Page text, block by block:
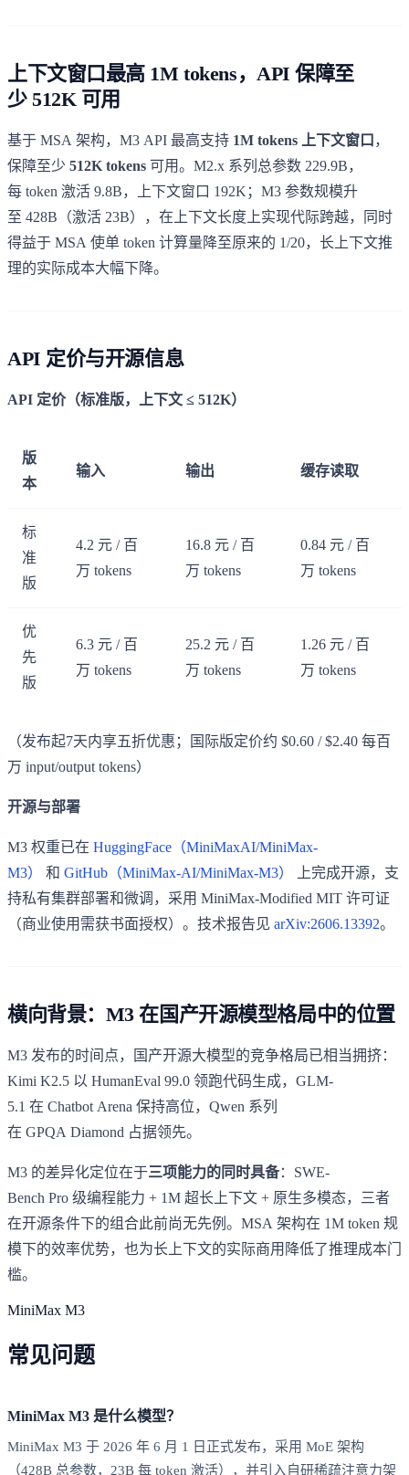
上下文窗口最高 1M tokens，API 保障至
少 512K 可用
基于 MSA 架构，M3 API 最高支持 1M tokens 上下文窗口 ，
保障至少 512K tokens 可用。M2.x 系列总参数 229.9B，
每 token 激活 9.8B，上下文窗口 192K；M3 参数规模升
至 428B（激活 23B），在上下文长度上实现代际跨越，同时
得益于 MSA 使单 token 计算量降至原来的 1/20，长上下文推
理的实际成本大幅下降。
API 定价与开源信息
API 定价（标准版，上下文 ≤ 512K）
版
本
输入 输出 缓存读取
标
准
版
4.2 元 / 百
万 tokens
16.8 元 / 百
万 tokens
0.84 元 / 百
万 tokens
优
先
版
6.3 元 / 百
万 tokens
25.2 元 / 百
万 tokens
1.26 元 / 百
万 tokens
（发布起7天内享五折优惠；国际版定价约 $0.60 / $2.40 每百
万 input/output tokens）
开源与部署
M3 权重已在 HuggingFace（MiniMaxAI/MiniMax-
M3）
和 GitHub（MiniMax-AI/MiniMax-M3）
上完成开源，支
持私有集群部署和微调，采用 MiniMax-Modified MIT 许可证
（商业使用需获书面授权）。技术报告见 arXiv:2606.13392。
横向背景：M3 在国产开源模型格局中的位置
M3 发布的时间点，国产开源大模型的竞争格局已相当拥挤：
Kimi K2.5 以 HumanEval 99.0 领跑代码生成，GLM-
5.1 在 Chatbot Arena 保持高位，Qwen 系列
在 GPQA Diamond 占据领先。
M3 的差异化定位在于三项能力的同时具备：SWE-
Bench Pro 级编程能力 + 1M 超长上下文 + 原生多模态，三者
在开源条件下的组合此前尚无先例。MSA 架构在 1M token 规
模下的效率优势，也为长上下文的实际商用降低了推理成本门
槛。
MiniMax M3
常见问题
MiniMax M3 是什么模型？
MiniMax M3 于 2026 年 6 月 1 日正式发布，采用 MoE 架构
（428B 总参数，23B 每 token 激活），并引入自研稀疏注意力架